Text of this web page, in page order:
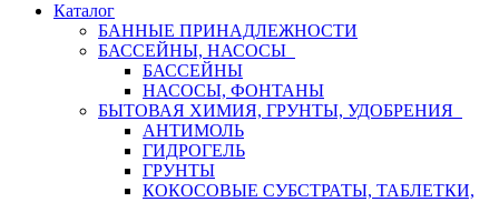
Каталог
БАННЫЕ ПРИНАДЛЕЖНОСТИ
БАССЕЙНЫ, НАСОСЫ
БАССЕЙНЫ
НАСОСЫ, ФОНТАНЫ
БЫТОВАЯ ХИМИЯ, ГРУНТЫ, УДОБРЕНИЯ
АНТИМОЛЬ
ГИДРОГЕЛЬ
ГРУНТЫ
КОКОСОВЫЕ СУБСТРАТЫ, ТАБЛЕТКИ,